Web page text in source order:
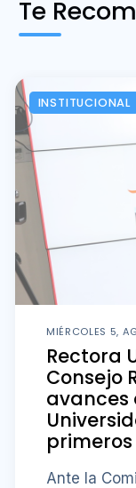
Te
INSTITUCIONAL
MIÉRCOLES 5,
Rectora
Consejo
avances
primeros
Ante la